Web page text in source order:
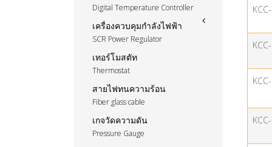
Digital Temperature Controller
เครื่องควบคุมกำลังไฟฟ้า
SCR Power Regulator
เทอร์โมสตัท
Thermostat
สายไฟทนความร้อน
Fiber glass cable
เกจวัดความดัน
Pressure Gauge